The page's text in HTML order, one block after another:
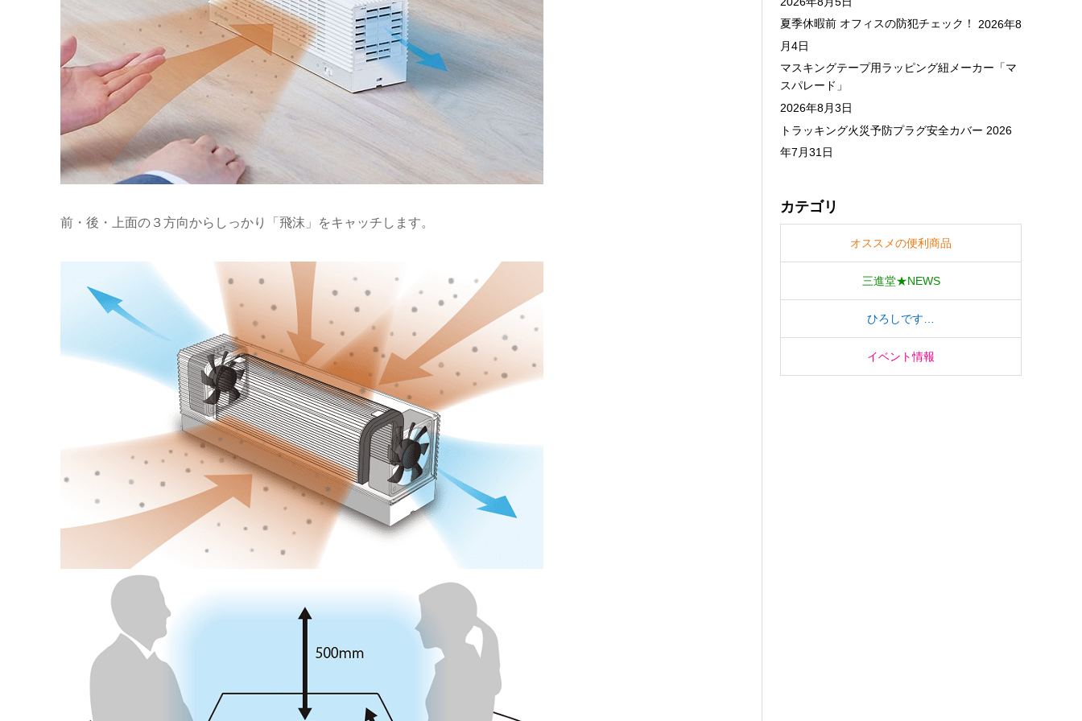
前・後・上面の３方向からしっかり「飛沫」をキャッチします。
夏季休暇前 オフィスの防犯チェック！
2026年8
月4日
マスキングテープ用ラッピング紐メーカー「マ
スパレード」
2026年8月3日
トラッキング火災予防プラグ安全カバー 2026
年7月31日
カテゴリ
オススメの便利商品
三進堂★NEWS
ひろしです…
イベント情報